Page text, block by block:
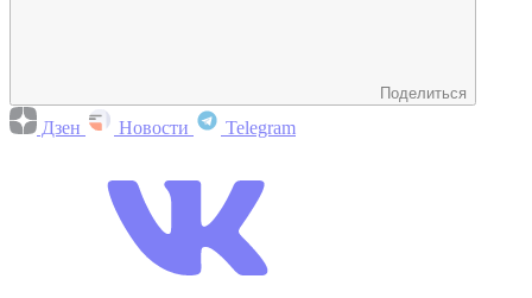
Поделиться
Дзен Новости Telegram